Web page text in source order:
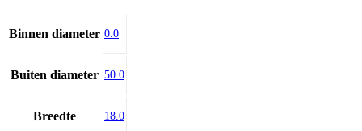
Binnen diameter 0.0
Buiten diameter 50.0
Breedte 18.0